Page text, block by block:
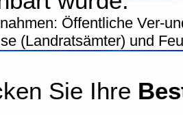
Öffentliche Ver-
(Landratsämter) und
Sie Ihre